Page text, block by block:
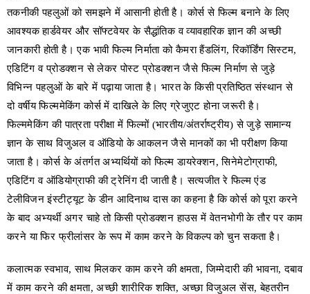
तकनीकी पहलुओं को समझने में आसानी होती है। कोर्स से फिल्म बनाने के लिए
आवश्यक हार्डवेयर और सॉफ्टवेयर के सैद्धांतिक व व्यावहारिक ज्ञान की अच्छी
जानकारी होती है। एक भावी फिल्म निर्माता को कैमरा हैंडलिंग, रिकॉर्डिंग सिस्टम,
एडिटिंग व प्रोडक्शन से लेकर पोस्ट प्रोडक्शन जैसे फिल्म निर्माण से जुड़े
विभिन्न पहलुओं के बारे में पढ़ाया जाता है। भारत के किसी प्रतिष्ठित संस्थान से
दो वर्षीय फिल्ममेकिंग कोर्स में दाखिले के लिए ग्रेजुएट होना जरूरी है।
फिल्ममेकिंग की पात्रता परीक्षा में फिल्मों (भारतीय/अंतर्राष्ट्रीय) से जुड़े सामान्य
ज्ञान के साथ विजुअल व ऑडियो के आकलन जैसे मानकों का भी परीक्षण किया
जाता है। कोर्स के अंतर्गत अभ्यर्थियों को फिल्म डायरेक्शन, सिनेमेटोग्राफी,
एडिटिंग व ऑडियोग्राफी की ट्रेनिंग दी जाती है। सत्यजीत रे फिल्म एंड
टेलीविजन इंस्टीट्यूट के डीन आदिनाथ दास का कहना है कि कोर्स को पूरा करने
के बाद अभ्यर्थी अगर चाहे तो किसी प्रोडक्शन हाउस में वेतनभोगी के तौर पर काम
करने या फिर फ्रीलांसर के रूप में काम करने के विकल्प को चुन सकता है।
कलात्मक स्वभाव, साथ मिलकर काम करने की क्षमता, जिम्मेदारी की भावना, दबाव
में काम करने की क्षमता, अच्छी शारीरिक शक्ति, अच्छा विजुअल सेंस, बेहतरीन